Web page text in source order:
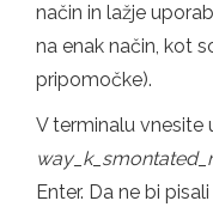
način in lažje
na enak način, kot
pripomočke).
V terminalu vnesite
Enter. Da ne bi